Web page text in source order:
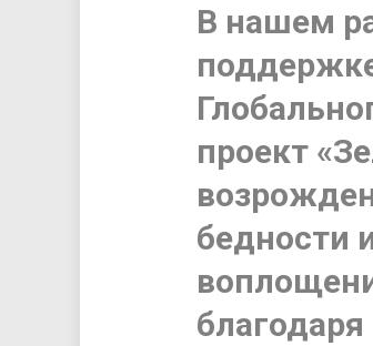
В нашем
проект
бедности